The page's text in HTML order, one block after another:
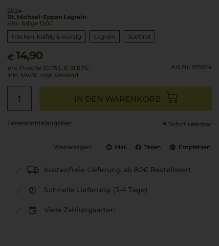
2024
St. Michael-Eppan Lagrein
Alto Adige DOC
trocken, kräftig & würzig
Lagrein Südtirol
€ 14,90
pro Flasche (0.75l), € 19,87/L
inkl. MwSt. zzgl. Versand
Art.Nr. 979914
IN DEN WARENKORB
Lebensmittel­angaben Sofort lieferbar
Weitersagen: Mail Teilen Empfehlen
Kostenfreie Lieferung ab 80€ Bestellwert
Schnelle Lieferung (3-4 Tage)
Viele Zahlungsarten